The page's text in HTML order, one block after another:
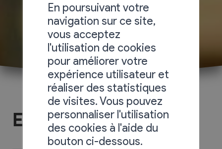
Eric Favre Sàrl
En poursuivant votre
navigation sur ce site,
vous acceptez
l'utilisation de cookies
pour améliorer votre
expérience utilisateur et
réaliser des statistiques
de visites. Vous pouvez
personnaliser l'utilisation
des cookies à l'aide du
bouton ci-dessous.